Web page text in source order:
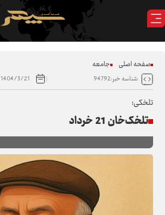
صفحه اصلی جامعه
شناسه خبر:94792 1404/3/21 12:52:00
تلخکی؛
تلخک‌خان 21 خرداد